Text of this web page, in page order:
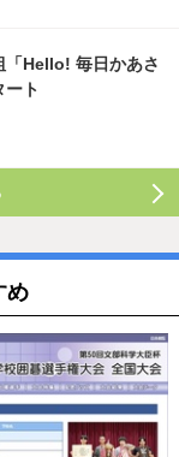
「Hello! 毎日かあさ
ート
め